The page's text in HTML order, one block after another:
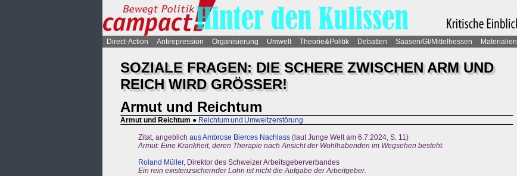
Direct-Action Antirepression Organisierung Umwelt Theorie&Politik Debatten Saasen/GI/Mittelhessen Materialien
SOZIALE FRAGEN: DIE SCHERE ZWISCHEN ARM UND
REICH WIRD GRÖSSER!
Armut und Reichtum
Armut und Reichtum ● Reichtum und Umweltzerstörung
Zitat, angeblich aus Ambrose Bierces Nachlass (laut Junge Welt am 6.7.2024, S. 11)
Armut: Eine Krankheit, deren Therapie nach Ansicht der Wohlhabenden im Wegsehen besteht.
Roland Müller, Direktor des Schweizer Arbeitsgeberverbandes
Ein rein existenzsichernder Lohn ist nicht die Aufgabe der Arbeitgeber.